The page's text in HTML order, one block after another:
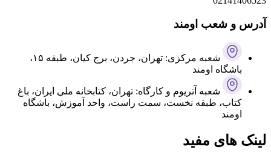
آدرس و شعب اومند
شعبه مرکزی: تهران، جردن، برج کیان، طبقه ۱۵،
باشگاه اومند
شعبه آتریوم و کارگاه: تهران، کتابخانه ملی ایران، باغ
کتاب، طبقه نخست، سمت راست، واحد آموزش، باشگاه
اومند
لینک های مفید